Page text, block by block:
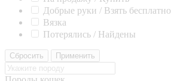
Добрые руки / Взять бесплатно
Вязка
Потерялись / Найдены
Сбросить Применить